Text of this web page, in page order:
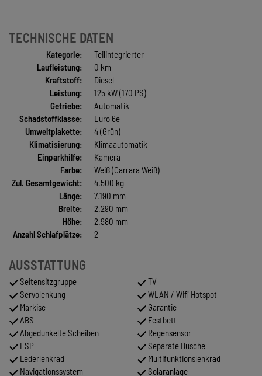
TECHNISCHE DATEN
Kategorie:
Teilintegrierter
Laufleistung:
0 km
Kraftstoff:
Diesel
Leistung:
125 kW (170 PS)
Getriebe:
Automatik
Schadstoffklasse:
Euro 6e
Umweltplakette:
4 (Grün)
Klimatisierung:
Klimaautomatik
Einparkhilfe:
Kamera
Farbe:
Weiß (Carrara Weiß)
Zul. Gesamtgewicht:
4.500 kg
Länge:
7.190 mm
Breite:
2.290 mm
Höhe:
2.980 mm
Anzahl Schlafplätze:
2
AUSSTATTUNG
Seitensitzgruppe
Servolenkung
Markise
ABS
Abgedunkelte Scheiben
ESP
Lederlenkrad
Navigationssystem
TV
WLAN / Wifi Hotspot
Garantie
Festbett
Regensensor
Separate Dusche
Multifunktionslenkrad
Solaranlage